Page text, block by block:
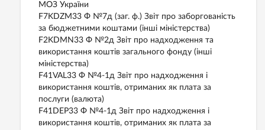
МОЗ України
F7KDZM33 Ф №7д (заг. ф.) Звіт про заборгованість
за бюджетними коштами (інші міністерства)
F2KDMN33 Ф №2д Звіт про надходження та
використання коштів загального фонду (інші
міністерства)
F41VAL33 Ф №4-1д Звіт про надходження і
використання коштів, отриманих як плата за
послуги (валюта)
F41DEP33 Ф №4-1д Звіт про надходження і
використання коштів, отриманих як плата за